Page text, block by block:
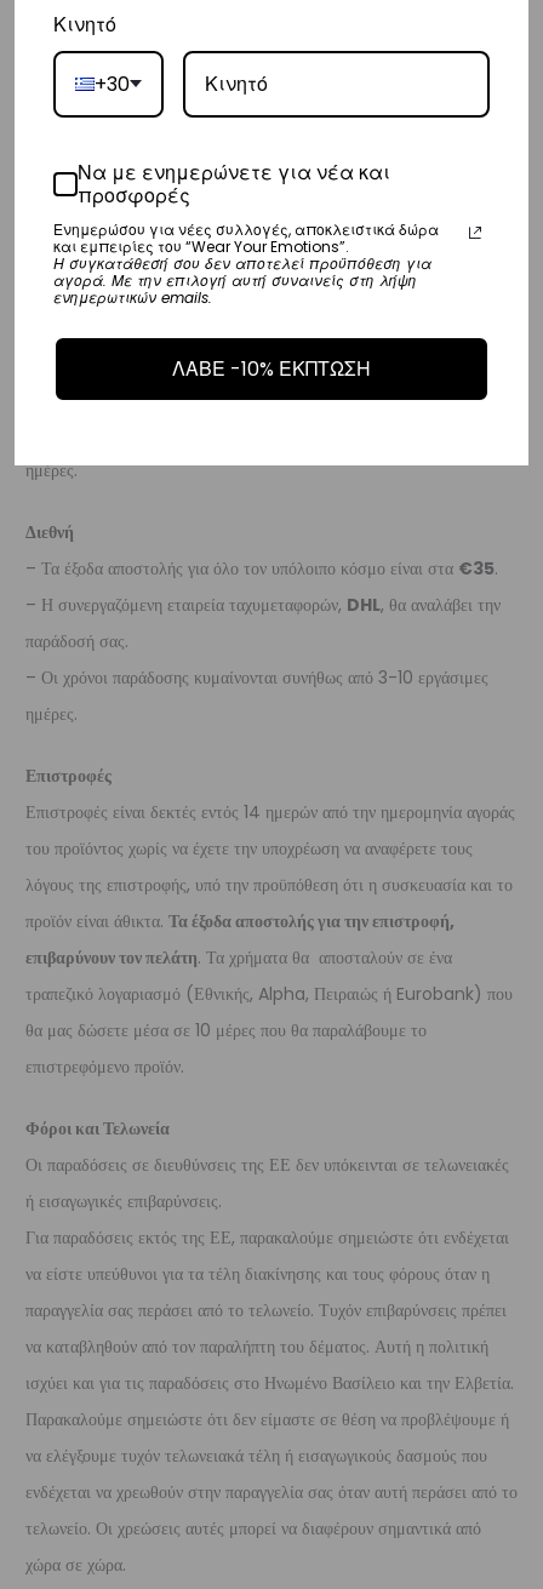
Κύπρος
– Τα έξοδα αποστολής για Κύπρο είναι στα
– Η συνεργαζόμενη εταιρεία ταχυμεταφορών,Aramex, θα αναλάβει
– Οι χρόνοι παράδοσης κυμαίνονται συνήθως από 2-7 εργάσιμες
ημέρες.
Ευρώπη
– Η συνεργαζόμενη εταιρεία ταχυμεταφορών,DHL
παράδοσή σας.
ημέρες.
Διεθνή
– Τα έξοδα αποστολής για όλο τον υπόλοιπο κόσμο είναι στα €35.
– Η συνεργαζόμενη εταιρεία ταχυμεταφορών, DHL, θα αναλάβει την
παράδοσή σας.
– Οι χρόνοι παράδοσης κυμαίνονται συνήθως από 3-10 εργάσιμες
ημέρες.
Επιστροφές
Επιστροφές είναι δεκτές εντός 14 ημερών από την ημερομηνία αγοράς
του προϊόντος χωρίς να έχετε την υποχρέωση να αναφέρετε τους
λόγους της επιστροφής, υπό την προϋπόθεση ότι η συσκευασία και το
προϊόν είναι άθικτα. Τα έξοδα αποστολής για την επιστροφή,
επιβαρύνουν τον πελάτη. Τα χρήματα θα αποσταλούν σε ένα
τραπεζικό λογαριασμό (Εθνικής, Alpha, Πειραιώς ή Eurobank) που
θα μας δώσετε μέσα σε 10 μέρες που θα παραλάβουμε το
επιστρεφόμενο προϊόν.
Φόροι και Τελωνεία
Οι παραδόσεις σε διευθύνσεις της ΕΕ δεν υπόκεινται σε τελωνειακές
ή εισαγωγικές επιβαρύνσεις.
Για παραδόσεις εκτός της ΕΕ, παρακαλούμε σημειώστε ότι ενδέχεται
να είστε υπεύθυνοι για τα τέλη διακίνησης και τους φόρους όταν η
παραγγελία σας περάσει από το τελωνείο. Τυχόν επιβαρύνσεις πρέπει
να καταβληθούν από τον παραλήπτη του δέματος. Αυτή η πολιτική
ισχύει και για τις παραδόσεις στο Ηνωμένο Βασίλειο και την Ελβετία.
Παρακαλούμε σημειώστε ότι δεν είμαστε σε θέση να προβλέψουμε ή
να ελέγξουμε τυχόν τελωνειακά τέλη ή εισαγωγικούς δασμούς που
ενδέχεται να χρεωθούν στην παραγγελία σας όταν αυτή περάσει από το
τελωνείο. Οι χρεώσεις αυτές μπορεί να διαφέρουν σημαντικά από
χώρα σε χώρα.
Κινητό
+30
Να με ενημερώνετε για νέα και
προσφορές
Ενημερώσου για νέες συλλογές, αποκλειστικά δώρα
και εμπειρίες του “Wear Your Emotions”.
Η συγκατάθεσή σου δεν αποτελεί προϋπόθεση για
αγορά. Με την επιλογή αυτή συναινείς στη λήψη
ενημερωτικών emails.
ΛΑΒΕ -10% ΕΚΠΤΩΣΗ